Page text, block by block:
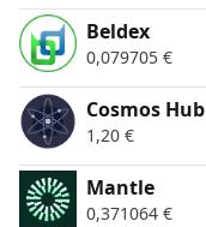
Beldex
0,079705 €
Cosmos Hub
1,20 €
Mantle
0,371064 €